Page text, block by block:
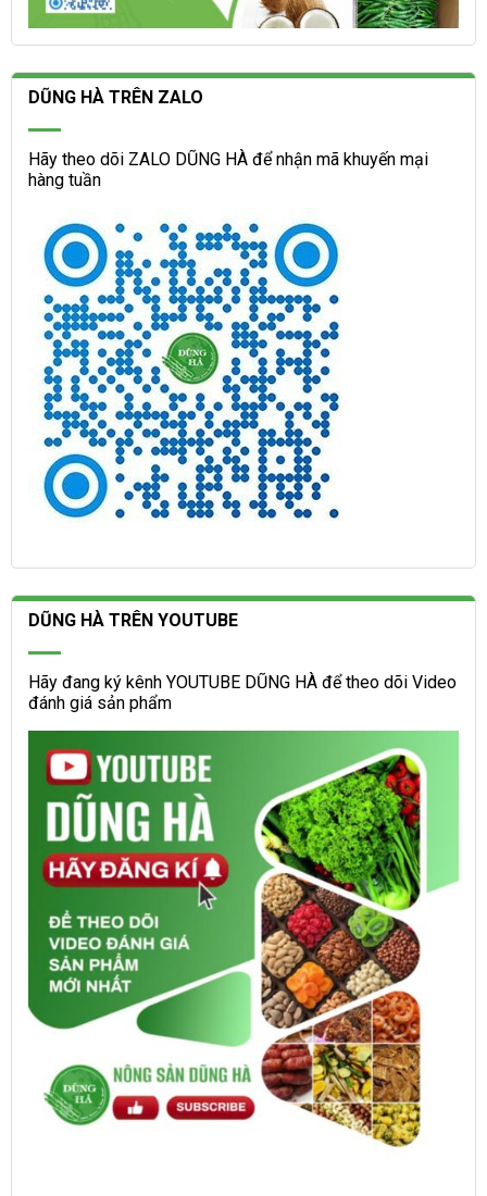
DŨNG HÀ TRÊN ZALO
Hãy theo dõi ZALO DŨNG HÀ để nhận mã khuyến mại
hàng tuần
DŨNG HÀ TRÊN YOUTUBE
Hãy đang ký kênh YOUTUBE DŨNG HÀ để theo dõi Video
đánh giá sản phẩm